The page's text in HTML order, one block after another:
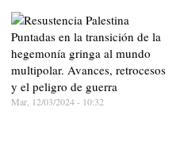
Puntadas en la transición de la
hegemonía gringa al mundo
multipolar. Avances, retrocesos
y el peligro de guerra
Mar, 12/03/2024 - 10:32